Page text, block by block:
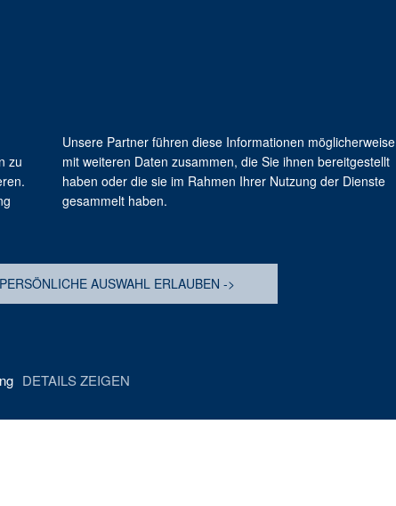
zu
Unsere Partner führen diese Informationen möglicherweise
mit weiteren Daten zusammen, die Sie ihnen bereitgestellt
haben oder die sie im Rahmen Ihrer Nutzung der Dienste
gesammelt haben.
PERSÖNLICHE AUSWAHL ERLAUBEN ->
DETAILS ZEIGEN